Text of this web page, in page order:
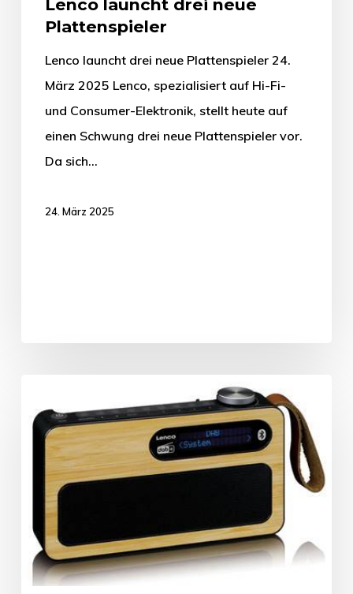
Lenco launcht drei neue
Plattenspieler
Lenco launcht drei neue Plattenspieler 24.
März 2025 Lenco, spezialisiert auf Hi-Fi-
und Consumer-Elektronik, stellt heute auf
einen Schwung drei neue Plattenspieler vor.
Da sich…
24. März 2025